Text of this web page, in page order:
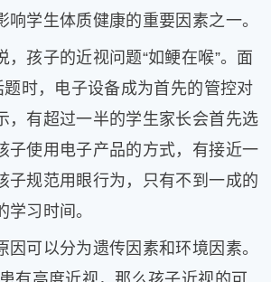
响学生体质健康的重要因素之一。
，孩子的近视问题“如鲠在喉”。面
题时，电子设备成为首先的管控对
，有超过一半的学生家长会首先选
子使用电子产品的方式，有接近一
子规范用眼行为，只有不到一成的
习时间。
因可以分为遗传因素和环境因素。